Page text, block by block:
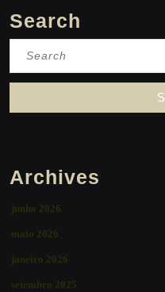
Search
Archives
junho 2026
maio 2026
janeiro 2026
setembro 2025